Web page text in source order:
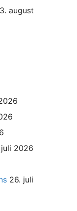
3. august
2026
26. juli